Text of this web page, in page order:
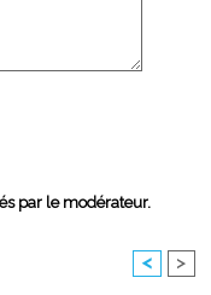
par le modérateur.
< >